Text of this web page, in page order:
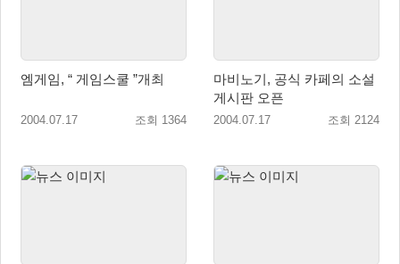
엠게임, “ 게임스쿨 ”개최
2004.07.17 조회 1364
마비노기, 공식 카페의 소설
게시판 오픈
2004.07.17 조회 2124